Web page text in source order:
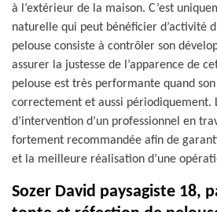
à l’extérieur de la maison. C’est
naturelle qui peut bénéficier d’activité
pelouse consiste à contrôler son
assurer la justesse de l’apparence de
pelouse est très performante quand
correctement et aussi périodiquement.
d’intervention d’un professionnel en
fortement recommandée afin de
et la meilleure réalisation d’une
Sozer David paysagiste 18,